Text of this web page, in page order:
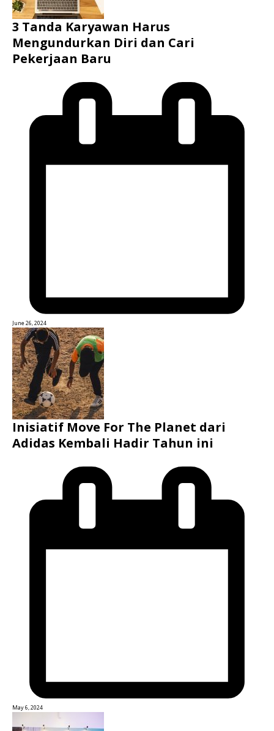
3 Tanda Karyawan Harus
Mengundurkan Diri dan Cari
Pekerjaan Baru
June 26, 2024
Inisiatif Move For The Planet dari
Adidas Kembali Hadir Tahun ini
May 6, 2024